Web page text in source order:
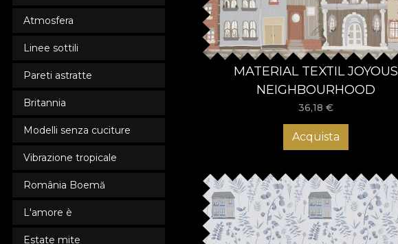
Atmosfera
Linee sottili
Pareti astratte
Britannia
Modelli senza cuciture
Vibrazione tropicale
România Boemă
L'amore è
Estate mite
MATERIAL TEXTIL JOYOUS
NEIGHBOURHOOD
36,18 €
Acquista